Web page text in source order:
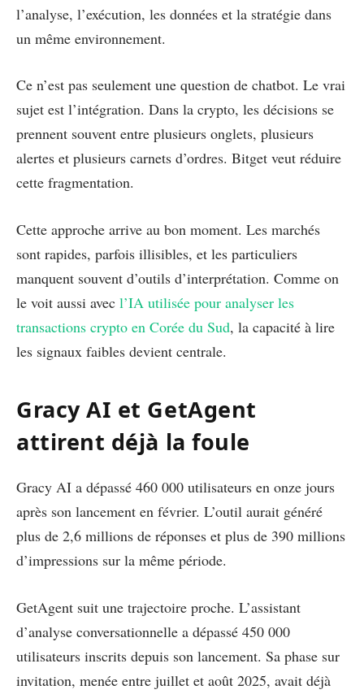
l’analyse, l’exécution, les données et la stratégie dans
un même environnement.
Ce n’est pas seulement une question de chatbot. Le vrai
sujet est l’intégration. Dans la crypto, les décisions se
prennent souvent entre plusieurs onglets, plusieurs
alertes et plusieurs carnets d’ordres. Bitget veut réduire
cette fragmentation.
Cette approche arrive au bon moment. Les marchés
sont rapides, parfois illisibles, et les particuliers
manquent souvent d’outils d’interprétation. Comme on
le voit aussi avec l’IA utilisée pour analyser les
transactions crypto en Corée du Sud, la capacité à lire
les signaux faibles devient centrale.
Gracy AI et GetAgent
attirent déjà la foule
Gracy AI a dépassé 460 000 utilisateurs en onze jours
après son lancement en février. L’outil aurait généré
plus de 2,6 millions de réponses et plus de 390 millions
d’impressions sur la même période.
GetAgent suit une trajectoire proche. L’assistant
d’analyse conversationnelle a dépassé 450 000
utilisateurs inscrits depuis son lancement. Sa phase sur
invitation, menée entre juillet et août 2025, avait déjà